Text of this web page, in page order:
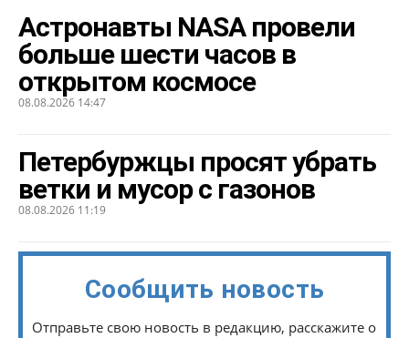
Астронавты NASA провели
больше шести часов в
открытом космосе
08.08.2026 14:47
Петербуржцы просят убрать
ветки и мусор с газонов
08.08.2026 11:19
Сообщить новость
Отправьте свою новость в редакцию, расскажите о